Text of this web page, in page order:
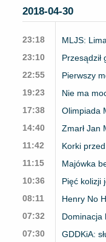
2018-04-30
23:18
MLJS:
23:10
Przesądził
22:55
Pierwszy
19:23
Nie ma
17:38
Olimpiada
14:40
Zmarł Jan
11:42
Korki
11:15
Majówka
10:36
Pięć kolizji
08:11
Henry No
07:32
Dominacja
07:30
GDDKiA: